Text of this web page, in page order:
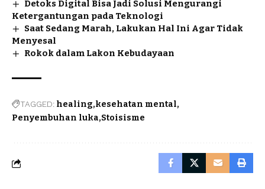
Detoks Digital Bisa Jadi Solusi Mengurangi
Ketergantungan pada Teknologi
Saat Sedang Marah, Lakukan Hal Ini Agar Tidak
Menyesal
Rokok dalam Lakon Kebudayaan
TAGGED: healing kesehatan mental
Penyembuhan luka Stoisisme